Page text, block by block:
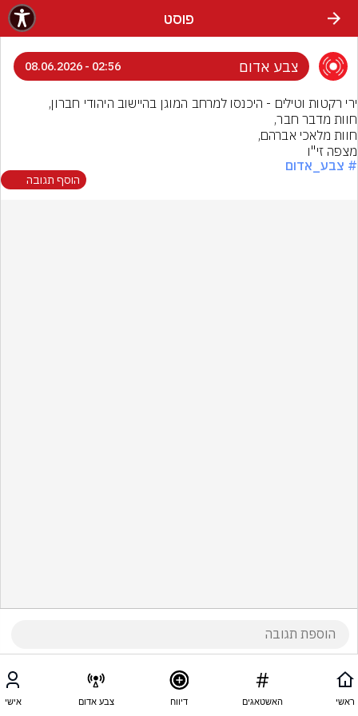
פוסט
צבע אדום 02:56 - 08.06.2026
מצפה זי"ו
# צבע_אדום
הוסף תגובה
ראשי האשטאגים דיווח צבע אדום אישי